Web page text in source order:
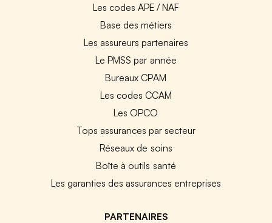
Les codes APE / NAF
Base des métiers
Les assureurs partenaires
Le PMSS par année
Bureaux CPAM
Les codes CCAM
Les OPCO
Tops assurances par secteur
Réseaux de soins
Boîte à outils santé
Les garanties des assurances entreprises
PARTENAIRES